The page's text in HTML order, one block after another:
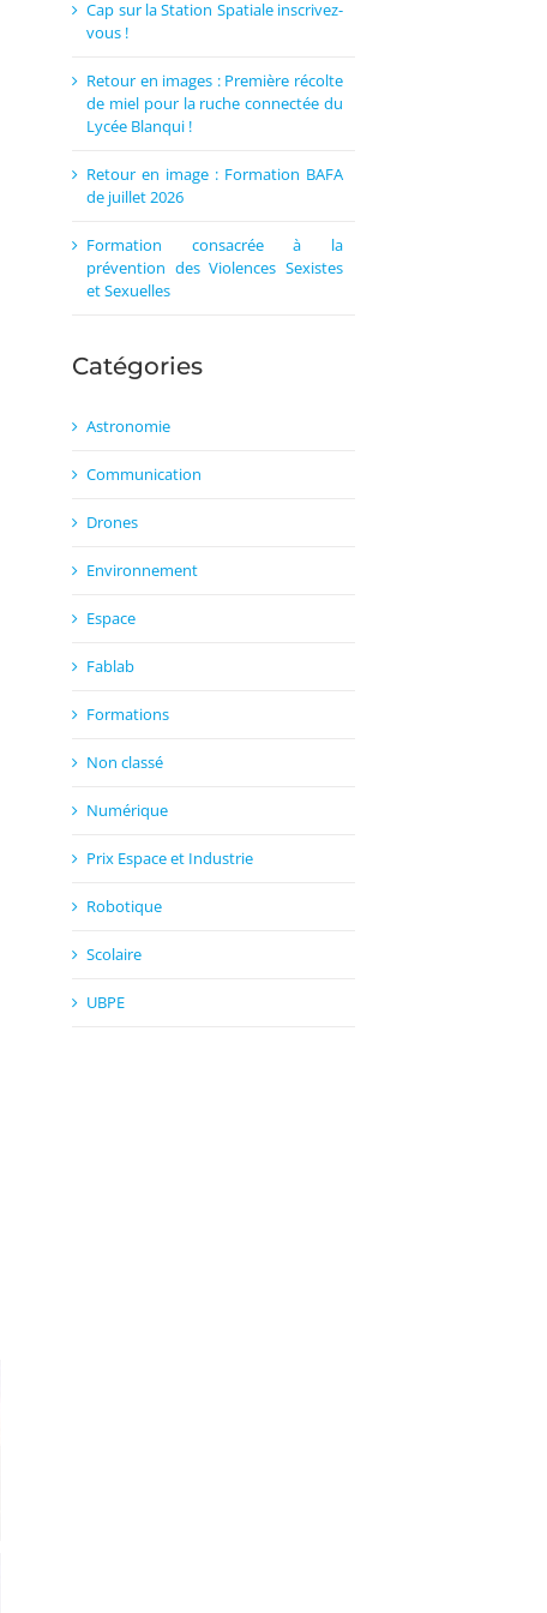
Cap sur la Station Spatiale inscrivez-
vous !
Retour en images : Première récolte
de miel pour la ruche connectée du
Lycée Blanqui !
Retour en image : Formation BAFA
de juillet 2026
Formation consacrée à la
prévention des Violences Sexistes
et Sexuelles
Catégories
Astronomie
Communication
Drones
Environnement
Espace
Fablab
Formations
Non classé
Numérique
Prix Espace et Industrie
Robotique
Scolaire
UBPE